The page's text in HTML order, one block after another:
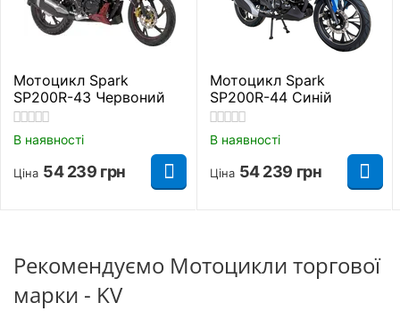
Тип живлення Бензин
Вантажопідйомність 160 кг.
швидкість
145 км/год.
Головна передача Ланцюгова
Сидіння
Мотоцикл Spark
SP200R-43 Червоний
В наявності
Ціна 54 239 грн
Мотоцикл Spark
SP200R-44 Синій
В наявності
Ціна 54 239 грн
Рекомендуємо Мотоцикли торгової
марки - KV